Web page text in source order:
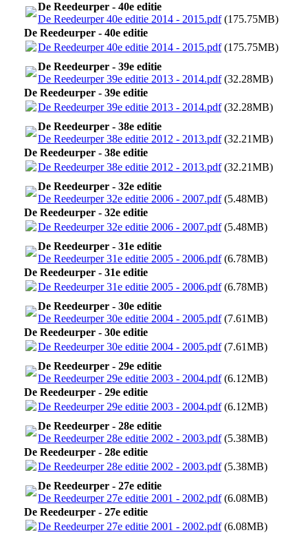
De Reedeurper - 40e editie
De Reedeurper 40e editie 2014 - 2015.pdf(175.75MB)
De Reedeurper - 40e editie
De Reedeurper 40e editie 2014 - 2015.pdf(175.75MB)
De Reedeurper - 39e editie
De Reedeurper 39e editie 2013 - 2014.pdf(32.28MB)
De Reedeurper - 39e editie
De Reedeurper 39e editie 2013 - 2014.pdf(32.28MB)
De Reedeurper - 38e editie
De Reedeurper 38e editie 2012 - 2013.pdf(32.21MB)
De Reedeurper - 38e editie
De Reedeurper 38e editie 2012 - 2013.pdf(32.21MB)
De Reedeurper - 32e editie
De Reedeurper 32e editie 2006 - 2007.pdf(5.48MB)
De Reedeurper - 32e editie
De Reedeurper 32e editie 2006 - 2007.pdf(5.48MB)
De Reedeurper - 31e editie
De Reedeurper 31e editie 2005 - 2006.pdf(6.78MB)
De Reedeurper - 31e editie
De Reedeurper 31e editie 2005 - 2006.pdf(6.78MB)
De Reedeurper - 30e editie
De Reedeurper 30e editie 2004 - 2005.pdf(7.61MB)
De Reedeurper - 30e editie
De Reedeurper 30e editie 2004 - 2005.pdf(7.61MB)
De Reedeurper - 29e editie
De Reedeurper 29e editie 2003 - 2004.pdf(6.12MB)
De Reedeurper - 29e editie
De Reedeurper 29e editie 2003 - 2004.pdf(6.12MB)
De Reedeurper - 28e editie
De Reedeurper 28e editie 2002 - 2003.pdf(5.38MB)
De Reedeurper - 28e editie
De Reedeurper 28e editie 2002 - 2003.pdf(5.38MB)
De Reedeurper - 27e editie
De Reedeurper 27e editie 2001 - 2002.pdf(6.08MB)
De Reedeurper - 27e editie
De Reedeurper 27e editie 2001 - 2002.pdf(6.08MB)